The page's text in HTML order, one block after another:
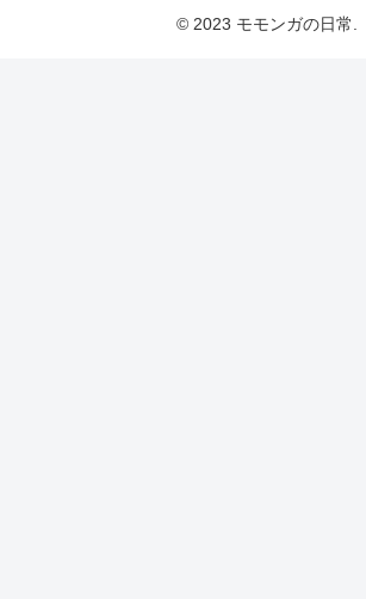
© 2023 モモンガの日常.